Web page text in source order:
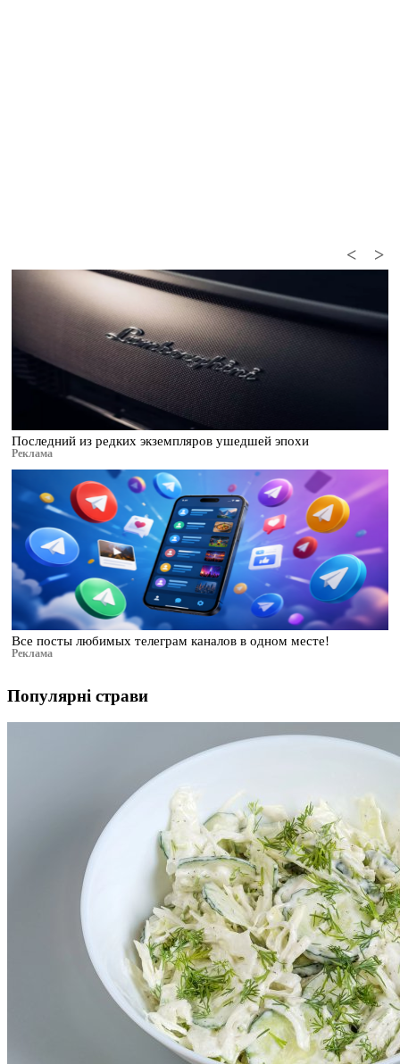
>
<
Последний из редких экземпляров ушедшей эпохи
Реклама
Все посты любимых телеграм каналов в одном месте!
Реклама
Популярні страви